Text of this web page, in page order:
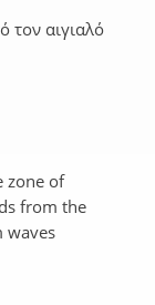
τον αιγιαλό
zone of
from the
waves